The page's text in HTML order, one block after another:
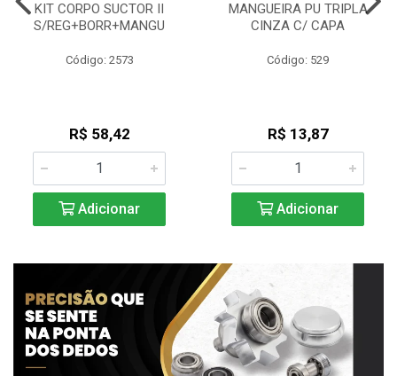
KIT CORPO SUCTOR II
S/REG+BORR+MANGU
Código: 2573
R$ 58,42
Adicionar
MANGUEIRA PU TRIPLA
CINZA C/ CAPA
Código: 529
R$ 13,87
Adicionar